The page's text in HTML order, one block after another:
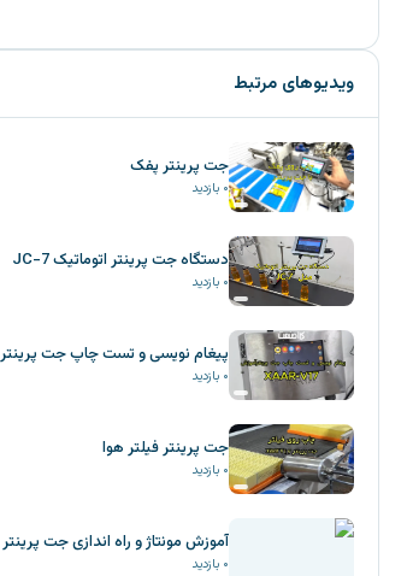
ویدیوهای مرتبط
جت پرینتر پفک
۰ بازدید
دستگاه جت پرینتر اتوماتیک JC-7
۰ بازدید
پیغام نویسی و تست چاپ جت پرینتر xaar-v17
۰ بازدید
جت پرینتر فیلتر هوا
۰ بازدید
آموزش مونتاژ و راه اندازی جت پرینتر xaar-v17
۰ بازدید